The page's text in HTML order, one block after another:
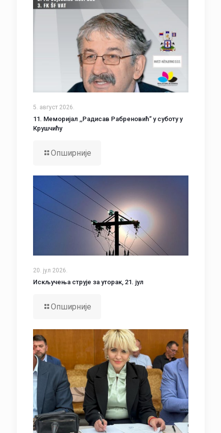
5. август 2026.
11. Меморијал ,,Радисав Рабреновић“ у суботу у
Крушчићу
Опширније
20. јул 2026.
Искључења струје за уторак, 21. јул
Опширније